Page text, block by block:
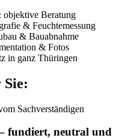
objektive Beratung
& Feuchtemessung
& Bauabnahme
& Fotos
in ganz Thüringen
Sie:
fundiert, neutral und